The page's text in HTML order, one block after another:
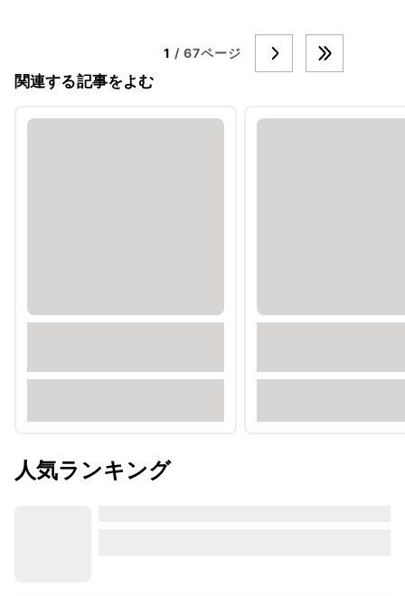
1 / 67ページ
関連する記事をよむ
人気ランキング